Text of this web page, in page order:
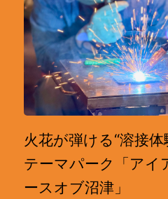
火花が弾ける“溶接
テーマパーク「アイ
ースオブ沼津」